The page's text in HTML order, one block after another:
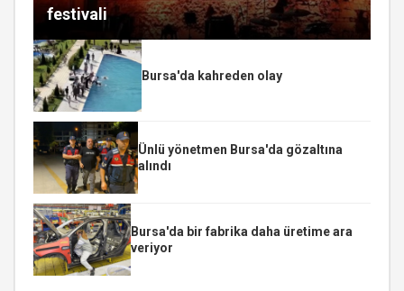
festivali
Bursa'da kahreden olay
Ünlü yönetmen Bursa'da gözaltına
alındı
Bursa'da bir fabrika daha üretime ara
veriyor